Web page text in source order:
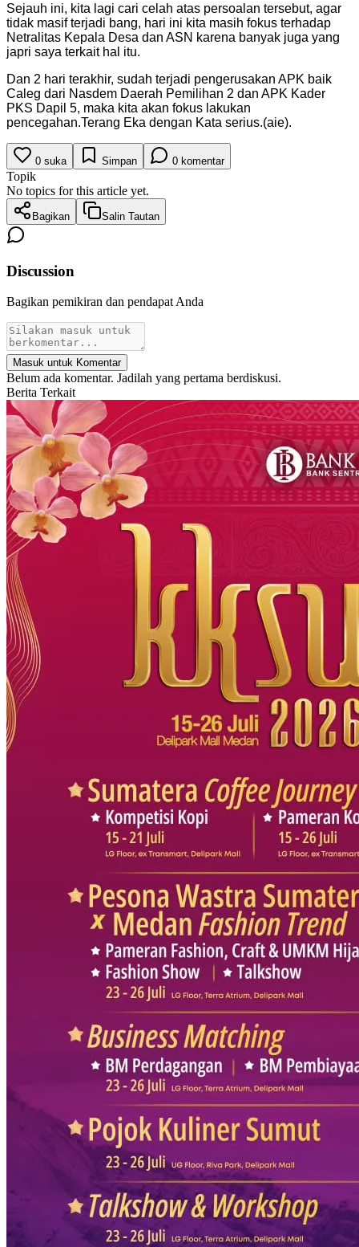
Sejauh ini, kita lagi cari celah atas persoalan tersebut, agar
tidak masif terjadi bang, hari ini kita masih fokus terhadap
Netralitas Kepala Desa dan ASN karena banyak juga yang
japri saya terkait hal itu.
Dan 2 hari terakhir, sudah terjadi pengerusakan APK baik
Caleg dari Nasdem Daerah Pemilihan 2 dan APK Kader
PKS Dapil 5, maka kita akan fokus lakukan
pencegahan.Terang Eka dengan Kata serius.(aie).
0 suka Simpan 0 komentar
Topik
No topics for this article yet.
Bagikan Salin Tautan
Discussion
Bagikan pemikiran dan pendapat Anda
Masuk untuk Komentar
Belum ada komentar. Jadilah yang pertama berdiskusi.
Berita Terkait